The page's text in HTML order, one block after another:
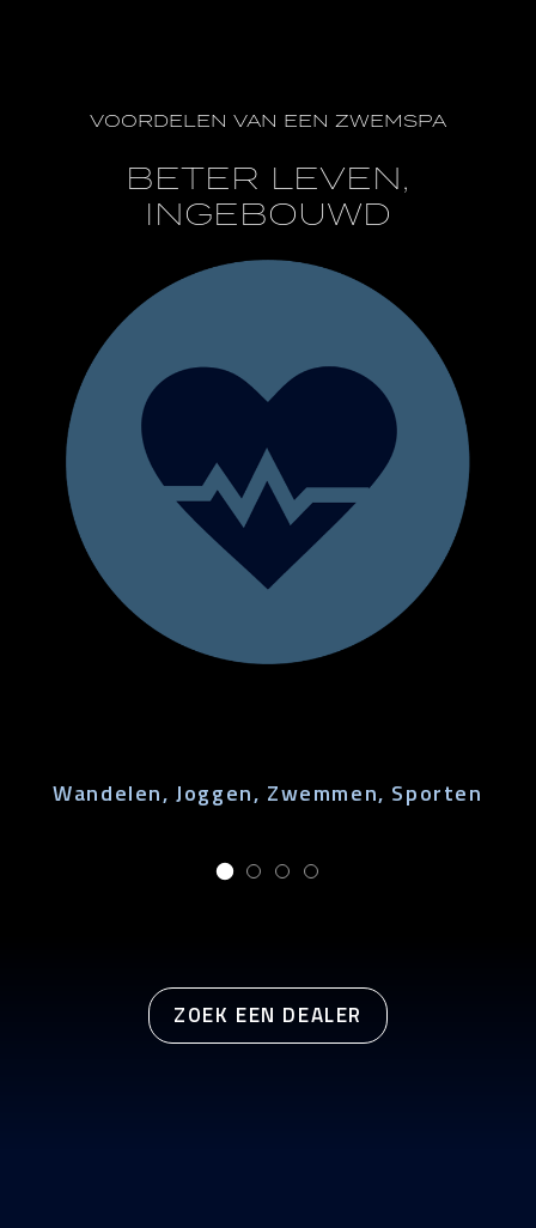
VOORDELEN VAN EEN ZWEMSPA
BETER LEVEN,
INGEBOUWD
Wandelen, Joggen, Zwemmen, Sporten
ZOEK EEN DEALER